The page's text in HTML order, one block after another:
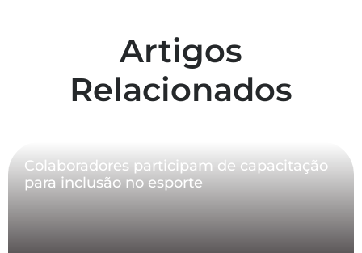
Artigos
Relacionados
Colaboradores participam de capacitação
para inclusão no esporte